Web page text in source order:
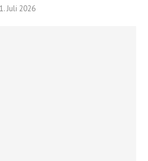
Juli 2026